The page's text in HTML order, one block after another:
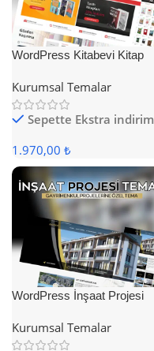
WordPress Kitabevi Kitap
Kurumsal Temalar
Sepette Ekstra indirim
1.970,00 ₺
WordPress İnşaat Projesi
Kurumsal Temalar